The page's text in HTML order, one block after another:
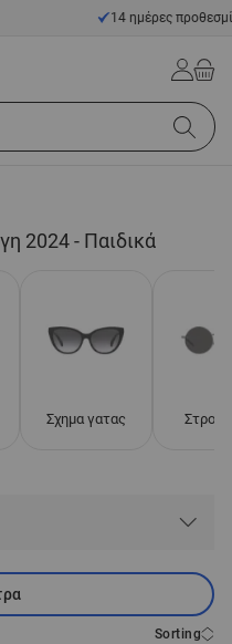
προθεσμία επιστροφής
2024 - Παιδικά
Σχημα γατας
Sorting